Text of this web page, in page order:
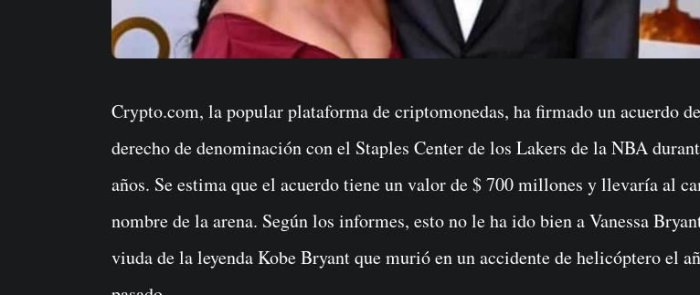
Crypto.com, la popular plataforma de criptomonedas, ha firmado un acuerdo de
derecho de denominación con el Staples Center de los Lakers de la NBA
años. Se estima que el acuerdo tiene un valor de $ 700 millones y llevaría al
nombre de la arena. Según los informes, esto no le ha ido bien a Vanessa
viuda de la leyenda Kobe Bryant que murió en un accidente de helicóptero el